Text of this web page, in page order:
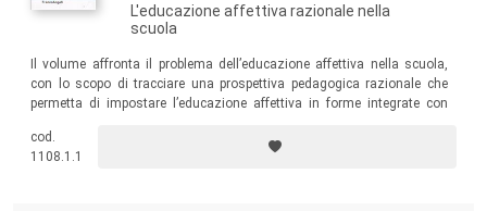
L'educazione affettiva razionale nella
scuola
Il volume affronta il problema dell’educazione affettiva nella scuola,
con lo scopo di tracciare una prospettiva pedagogica razionale che
permetta di impostare l’educazione affettiva in forme integrate con
degli studi e un’esperienza emotiva ricca e articolata.
cod.
1108.1.1